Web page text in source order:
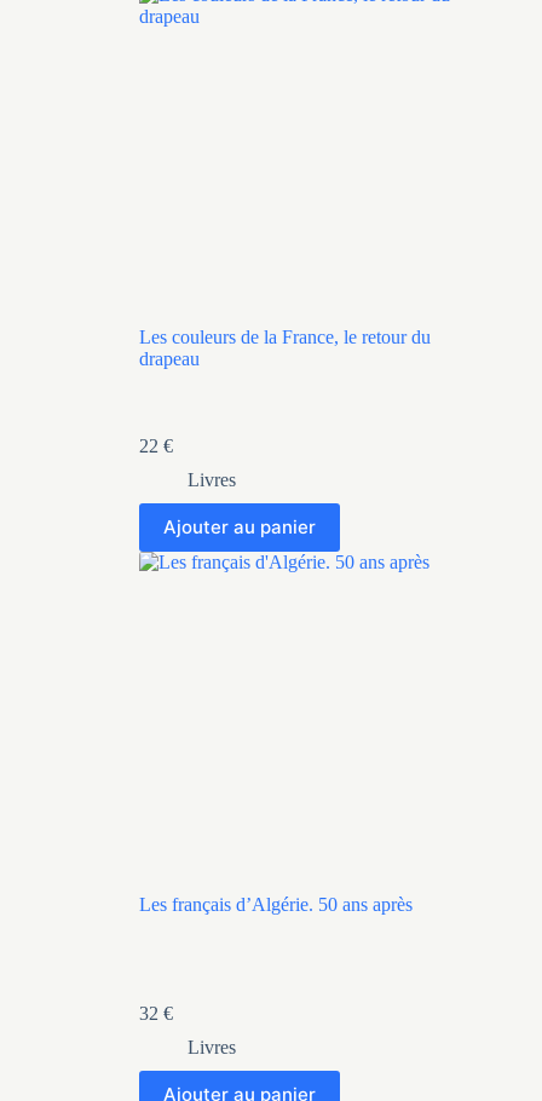
Les couleurs de la France, le retour du
drapeau
22 €
Livres
Ajouter au panier
Les français d’Algérie. 50 ans après
32 €
Livres
Ajouter au panier